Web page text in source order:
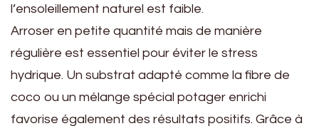
l’ensoleillement naturel est faible.
Arroser en petite quantité mais de manière
régulière est essentiel pour éviter le stress
hydrique. Un substrat adapté comme la fibre de
coco ou un mélange spécial potager enrichi
favorise également des résultats positifs. Grâce à